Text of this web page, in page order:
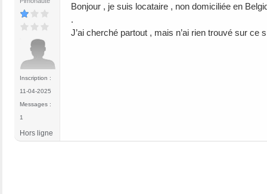
Inscription :
11-04-2025
Messages :
1
Bonjour , je suis locataire , non domiciliée en
.
J’ai cherché partout , mais n’ai rien trouvé sur ce
Hors ligne